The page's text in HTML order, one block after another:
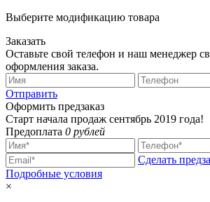
Выберите модификацию товара
Заказать
Оставьте свой телефон и наш менеджер
оформления заказа.
Отправить
Оформить предзаказ
Старт начала продаж сентябрь 2019 года!
Предоплата 0 рублей
Сделать
Подробные условия
×